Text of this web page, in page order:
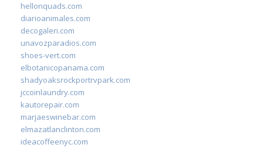
hellonquads.com
diarioanimales.com
decogaleri.com
unavozparadios.com
shoes-vert.com
elbotanicopanama.com
shadyoaksrockportrvpark.com
jccoinlaundry.com
kautorepair.com
marjaeswinebar.com
elmazatlanclinton.com
ideacoffeenyc.com